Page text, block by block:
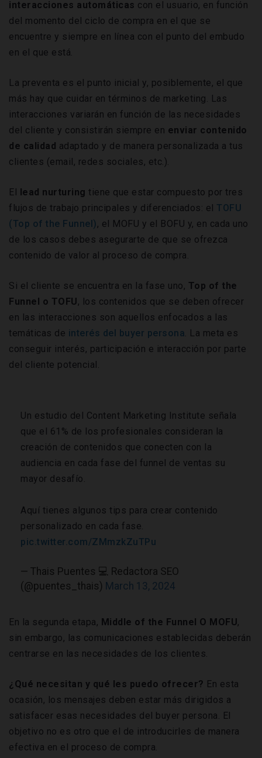
interacciones automáticas con el usuario, en función
del momento del ciclo de compra en el que se
encuentre y siempre en línea con el punto del embudo
en el que está.
La preventa es el punto inicial y, posiblemente, el que
más hay que cuidar en términos de marketing. Las
interacciones variarán en función de las necesidades
del cliente y consistirán siempre en enviar contenido
de calidad adaptado y de manera personalizada a tus
clientes (email, redes sociales, etc.).
El lead nurturing tiene que estar compuesto por tres
flujos de trabajo principales y diferenciados: el TOFU
(Top of the Funnel), el MOFU y el BOFU y, en cada uno
de los casos debes asegurarte de que se ofrezca
contenido de valor al proceso de compra.
Si el cliente se encuentra en la fase uno, Top of the
Funnel o TOFU, los contenidos que se deben ofrecer
en las interacciones son aquellos enfocados a las
temáticas de interés del buyer persona. La meta es
conseguir interés, participación e interacción por parte
del cliente potencial.
Un estudio del Content Marketing Institute señala
que el 61% de los profesionales consideran la
creación de contenidos que conecten con la
audiencia en cada fase del funnel de ventas su
mayor desafío.
Aquí tienes algunos tips para crear contenido
personalizado en cada fase.
pic.twitter.com/ZMmzkZuTPu
— Thais Puentes 💻 Redactora SEO
(@puentes_thais) March 13, 2024
En la segunda etapa, Middle of the Funnel O MOFU,
sin embargo, las comunicaciones establecidas deberán
centrarse en las necesidades de los clientes.
¿Qué necesitan y qué les puedo ofrecer? En esta
ocasión, los mensajes deben estar más dirigidos a
satisfacer esas necesidades del buyer persona. El
objetivo no es otro que el de introducirles de manera
efectiva en el proceso de compra.